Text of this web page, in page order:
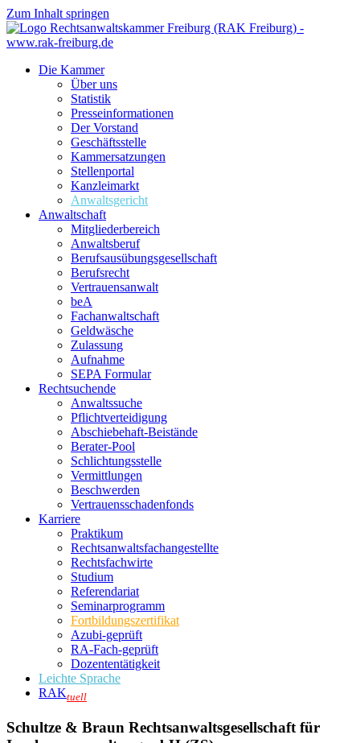
Zum Inhalt springen
Die Kammer
Über uns
Statistik
Presseinformationen
Der Vorstand
Geschäftsstelle
Kammersatzungen
Stellenportal
Kanzleimarkt
Anwaltsgericht
Anwaltschaft
Mitgliederbereich
Anwaltsberuf
Berufsausübungs­gesellschaft
Berufsrecht
Vertrauensanwalt
beA
Fachanwaltschaft
Geldwäsche
Zulassung
Aufnahme
SEPA Formular
Rechtsuchende
Anwaltssuche
Pflichtverteidigung
Abschiebehaft-Beistände
Berater-Pool
Schlichtungsstelle
Vermittlungen
Beschwerden
Vertrauensschadenfonds
Karriere
Praktikum
Rechtsanwalts­fachangestellte
Rechtsfachwirte
Studium
Referendariat
Seminarprogramm
Fortbildungszertifikat
Azubi-geprüft
RA-Fach-geprüft
Dozententätigkeit
Leichte Sprache
RAKtuell
Schultze & Braun Rechtsanwaltsgesellschaft für